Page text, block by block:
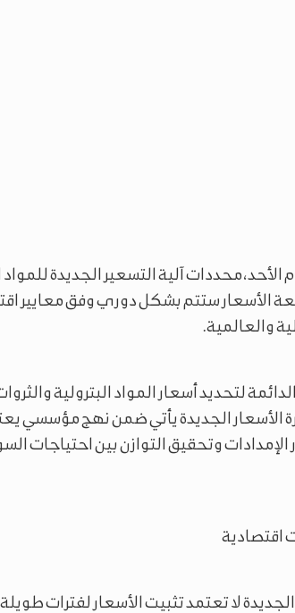
محددات آلية التسعير الجديدة للمواد
الأسعار ستتم بشكل دوري وفق معايير
والعالمية.
لتحديد أسعار المواد البترولية
الأسعار الجديدة يأتي ضمن نهج مؤسسي
وتحقيق التوازن بين احتياجات
اقتصادية
لا تعتمد تثبيت الأسعار لفترات